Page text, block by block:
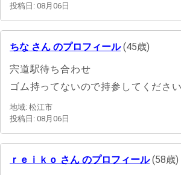
投稿日: 08月06日
ちな さん のプロフィール(45歳)
宍道駅待ち合わせ
ゴム持ってないので持参してください
地域: 松江市
投稿日: 08月06日
ｒｅｉｋｏ さん のプロフィール(58歳)